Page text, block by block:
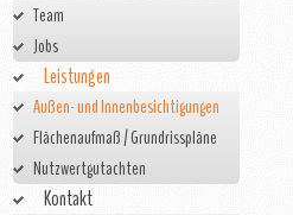
Team
Jobs
Leistungen
Außen- und Innenbesichtigungen
Flächenaufmaß / Grundrisspläne
Nutzwertgutachten
Kontakt